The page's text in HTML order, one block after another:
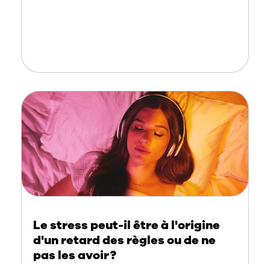
Le stress peut-il être à l'origine
d'un retard des règles ou de ne
pas les avoir?